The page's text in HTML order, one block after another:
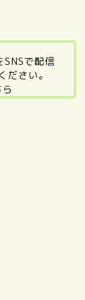
で配信
さい。